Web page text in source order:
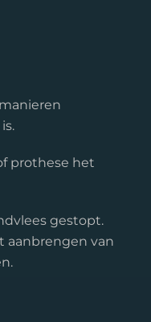
prothese het
gestopt.
aanbrengen van